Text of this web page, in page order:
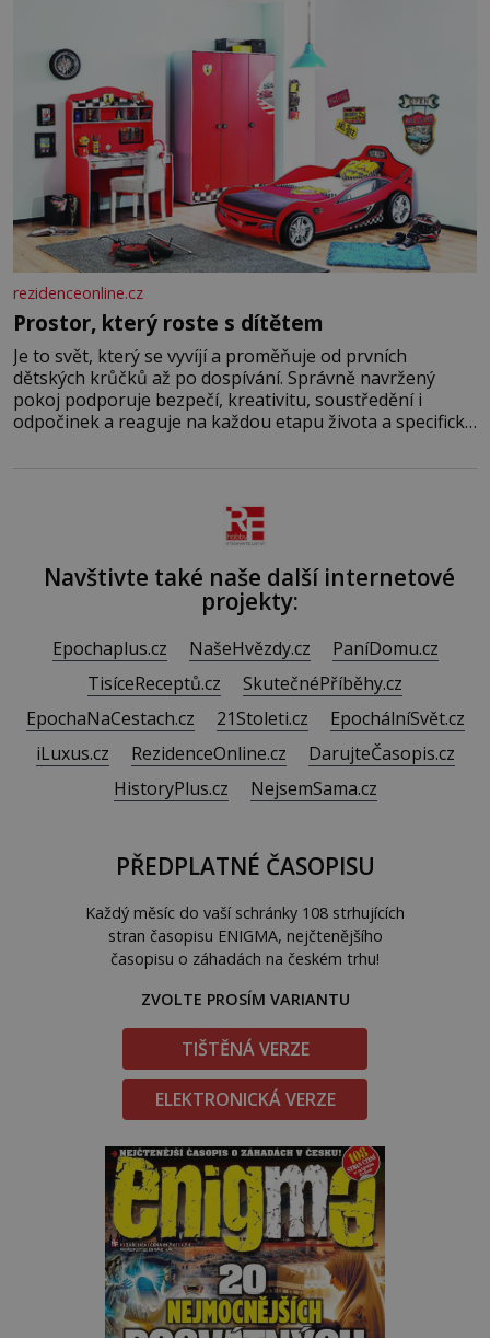
rezidenceonline.cz
Prostor, který roste s dítětem
Je to svět, který se vyvíjí a proměňuje od prvních
dětských krůčků až po dospívání. Správně navržený
pokoj podporuje bezpečí, kreativitu, soustředění i
odpočinek a reaguje na každou etapu života a specifické
Navštivte také naše další internetové
projekty:
Epochaplus.cz NašeHvězdy.cz
PaníDomu.cz
TisíceReceptů.cz
SkutečnéPříběhy.cz
EpochaNaCestach.cz
21Stoleti.cz
EpochálníSvět.cz
iLuxus.cz
RezidenceOnline.cz
DarujteČasopis.cz
HistoryPlus.cz
NejsemSama.cz
PŘEDPLATNÉ ČASOPISU
Každý měsíc do vaší schránky 108 strhujících
stran časopisu ENIGMA, nejčtenějšího
časopisu o záhadách na českém trhu!
ZVOLTE PROSÍM VARIANTU
TIŠTĚNÁ VERZE
ELEKTRONICKÁ VERZE